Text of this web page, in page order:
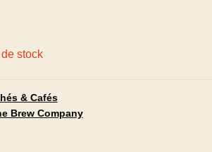
stock
& Cafés
Brew Company